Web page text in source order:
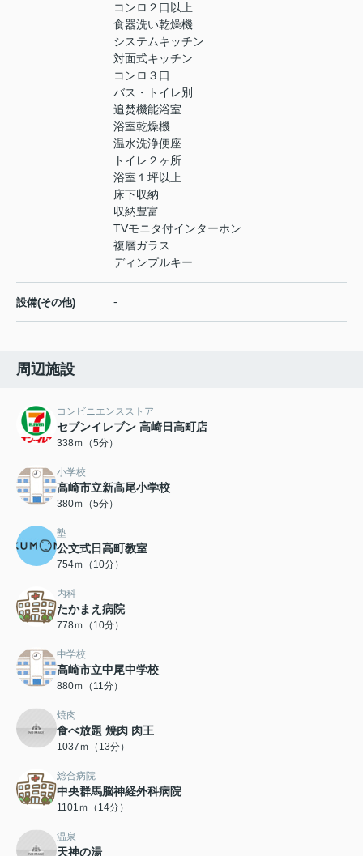
コンロ２口以上
食器洗い乾燥機
システムキッチン
対面式キッチン
コンロ３口
バス・トイレ別
追焚機能浴室
浴室乾燥機
温水洗浄便座
トイレ２ヶ所
浴室１坪以上
床下収納
収納豊富
TVモニタ付インターホン
複層ガラス
ディンプルキー
設備(その他) -
周辺施設
コンビニエンスストア
セブンイレブン 高崎日高町店
338ｍ（5分）
小学校
高崎市立新高尾小学校
380ｍ（5分）
塾
公文式日高町教室
754ｍ（10分）
内科
たかまえ病院
778ｍ（10分）
中学校
高崎市立中尾中学校
880ｍ（11分）
焼肉
食べ放題 焼肉 肉王
1037ｍ（13分）
総合病院
中央群馬脳神経外科病院
1101ｍ（14分）
温泉
天神の湯